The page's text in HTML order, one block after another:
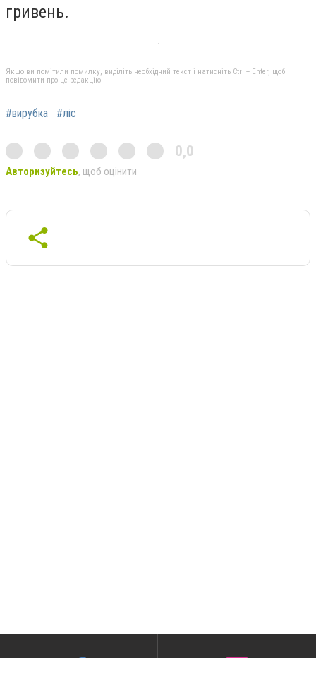
гривень.
Якщо ви помітили помилку, виділіть необхідний текст і натисніть Ctrl + Enter, щоб
повідомити про це редакцію
#вирубка #ліс
0,0
Авторизуйтесь, щоб оцінити